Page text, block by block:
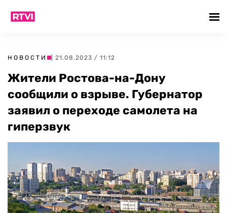
НОВОСТИ | 21.08.2023 / 11:12
Жители Ростова-на-Дону
сообщили о взрыве. Губернатор
заявил о переходе самолета на
гиперзвук